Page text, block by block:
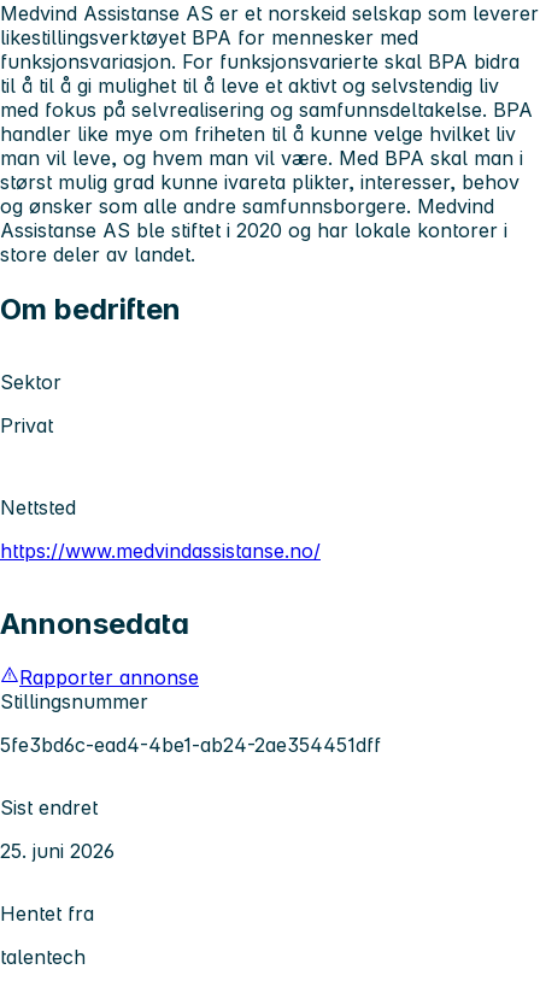
Medvind Assistanse AS er et norskeid selskap som leverer
likestillingsverktøyet BPA for mennesker med
funksjonsvariasjon. For funksjonsvarierte skal BPA bidra
til å til å gi mulighet til å leve et aktivt og selvstendig liv
med fokus på selvrealisering og samfunnsdeltakelse. BPA
handler like mye om friheten til å kunne velge hvilket liv
man vil leve, og hvem man vil være. Med BPA skal man i
størst mulig grad kunne ivareta plikter, interesser, behov
og ønsker som alle andre samfunnsborgere. Medvind
Assistanse AS ble stiftet i 2020 og har lokale kontorer i
store deler av landet.
Om bedriften
Sektor
Privat
Nettsted
https://www.medvindassistanse.no/
Annonsedata
Rapporter annonse
Stillingsnummer
5fe3bd6c-ead4-4be1-ab24-2ae354451dff
Sist endret
25. juni 2026
Hentet fra
talentech